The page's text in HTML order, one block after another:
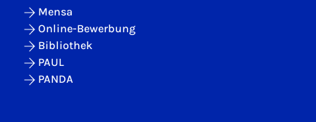
Mensa
Online-Bewerbung
Bibliothek
PAUL
PANDA